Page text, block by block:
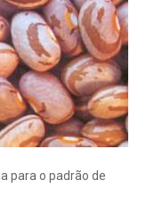
para o padrão de